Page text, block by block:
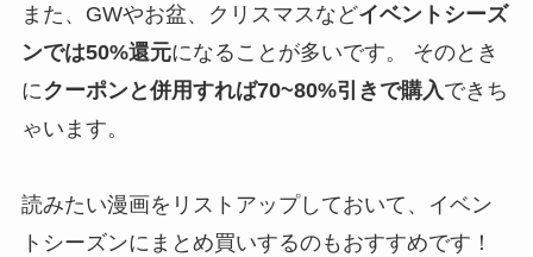
また、GWやお盆、クリスマスなどイベントシーズ
ンでは50%還元になることが多いです。 そのとき
にクーポンと併用すれば70~80%引きで購入できち
ゃいます。
読みたい漫画をリストアップしておいて、イベン
トシーズンにまとめ買いするのもおすすめです！